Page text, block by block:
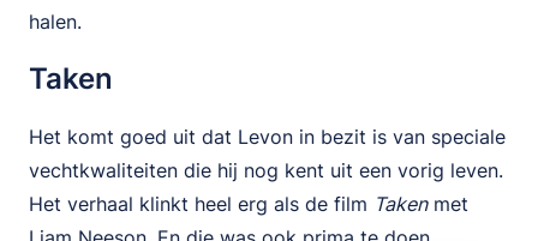
halen.
Taken
Het komt goed uit dat Levon in bezit is van speciale
vechtkwaliteiten die hij nog kent uit een vorig leven.
Het verhaal klinkt heel erg als de film Takenmet